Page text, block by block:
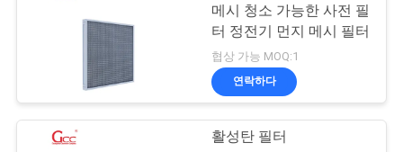
메시 청소 가능한 사전 필
터 정전기 먼지 메시 필터
협상 가능 MOQ:1
연락하다
활성탄 필터